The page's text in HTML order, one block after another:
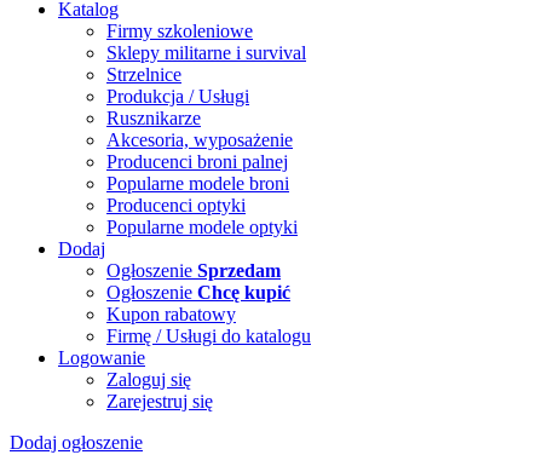
Katalog
Firmy szkoleniowe
Sklepy militarne i survival
Strzelnice
Produkcja / Usługi
Rusznikarze
Akcesoria, wyposażenie
Producenci broni palnej
Popularne modele broni
Producenci optyki
Popularne modele optyki
Dodaj
Ogłoszenie Sprzedam
Ogłoszenie Chcę kupić
Kupon rabatowy
Firmę / Usługi do katalogu
Logowanie
Zaloguj się
Zarejestruj się
Dodaj ogłoszenie